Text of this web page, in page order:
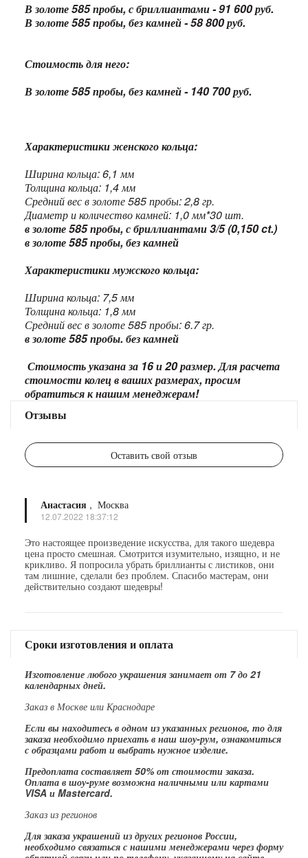
В золоте 585 пробы, с бриллиантами - 91 600 руб.
В золоте 585 пробы, без камней - 58 800 руб.
Стоимость для него:
В золоте 585 пробы, без камней - 140 700 руб.
Характеристики женского кольца:
Ширина кольца: 6,1 мм
Толщина кольца: 1,4 мм
Средний вес в золоте 585 пробы: 2,8 гр.
Диаметр и количество камней: 1,0 мм*30 шт.
в золоте 585 пробы, с бриллиантами 3/5 (0,150 ct.)
в золоте 585 пробы, без камней
Характеристики мужского кольца:
Ширина кольца: 7,5 мм
Толщина кольца: 1,8 мм
Средний вес в золоте 585 пробы: 6.7 гр.
в золоте 585 пробы. без камней
Стоимость указана за 16 и 20 размер. Для расчета
стоимости колец в ваших размерах, просим
обратиться к нашим менеджерам!
Отзывы
Оставить свой отзыв
Анастасия , Москва
12.07.2022 18:37:12
Это настоящее произведение искусства, для такого шедевра
цена просто смешная. Смотрится изумительно, изящно, и не
крикливо. Я попросила убрать бриллианты с листиков, они
там лишние, сделали без проблем. Спасибо мастерам, они
действительно создают шедевры!
Сроки изготовления и оплата
Изготовление любого украшения занимает от 7 до 21
календарных дней.
Заказ в Москве или Краснодаре
Если вы находитесь в одном из указанных регионов, то для
заказа необходимо приехать в наш шоу-рум, ознакомиться
с образцами работ и выбрать нужное изделие.
Предоплата составляет 50% от стоимости заказа.
Оплата в шоу-руме возможна наличными или картами
VISA и Mastercard.
Заказ из регионов
Для заказа украшений из других регионов России,
необходимо связаться с нашими менеджерами через форму